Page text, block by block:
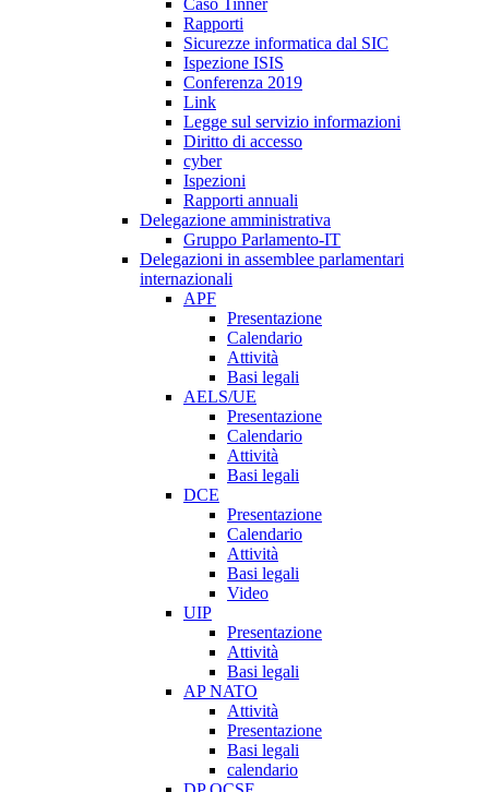
Caso Tinner
Rapporti
Sicurezze informatica dal SIC
Ispezione ISIS
Conferenza 2019
Link
Legge sul servizio informazioni
Diritto di accesso
cyber
Ispezioni
Rapporti annuali
Delegazione amministrativa
Gruppo Parlamento-IT
Delegazioni in assemblee parlamentari
internazionali
APF
Presentazione
Calendario
Attività
Basi legali
AELS/UE
Presentazione
Calendario
Attività
Basi legali
DCE
Presentazione
Calendario
Attività
Basi legali
Video
UIP
Presentazione
Attività
Basi legali
AP NATO
Attività
Presentazione
Basi legali
calendario